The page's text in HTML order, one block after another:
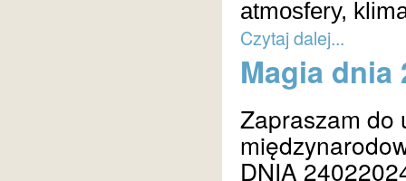
atmosfery,
Czytaj dalej...
Magia dnia
Zapraszam do
DNIA